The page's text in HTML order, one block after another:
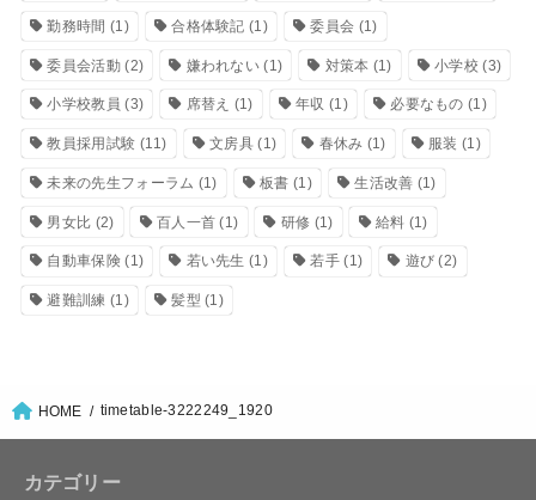
勤務時間 (1) 合格体験記 (1) 委員会 (1)
委員会活動(2) 嫌われない (1) 対策本 (1) 小学校 (3)
小学校教員 (3) 席替え (1) 年収 (1) 必要なもの (1)
教員採用試験 (11) 文房具 (1) 春休み (1) 服装 (1)
未来の先生フォーラム (1) 板書 (1) 生活改善 (1)
男女比 (2) 百人一首 (1) 研修 (1) 給料 (1)
自動車保険(1) 若い先生 (1) 若手(1) 遊び (2)
避難訓練 (1) 髪型 (1)
HOME timetable-3222249_1920
カテゴリー